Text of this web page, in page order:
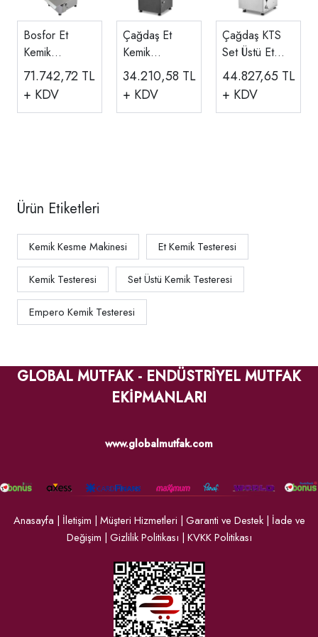
Bosfor Et
Kemik
Testeresi
Paslanmaz
Gövde UKT-01
71.742,72 TL
+ KDV
Çağdaş Et
Kemik
Testeresi
Makinesi,
Boyalı Gövde
34.210,58 TL
+ KDV
Çağdaş KTS
Set Üstü Et
Kemik
Testeresi,
Komple Krom
44.827,65 TL
+ KDV
Ürün Etiketleri
Kemik Kesme Makinesi Et Kemik Testeresi
Kemik Testeresi Set Üstü Kemik Testeresi
Empero Kemik Testeresi
GLOBAL MUTFAK - ENDÜSTRİYEL MUTFAK
EKİPMANLARI
www.globalmutfak.com
Anasayfa | İletişim | Müşteri Hizmetleri | Garanti ve Destek| İade ve
Değişim | Gizlilik Politikası | KVKK Politikası